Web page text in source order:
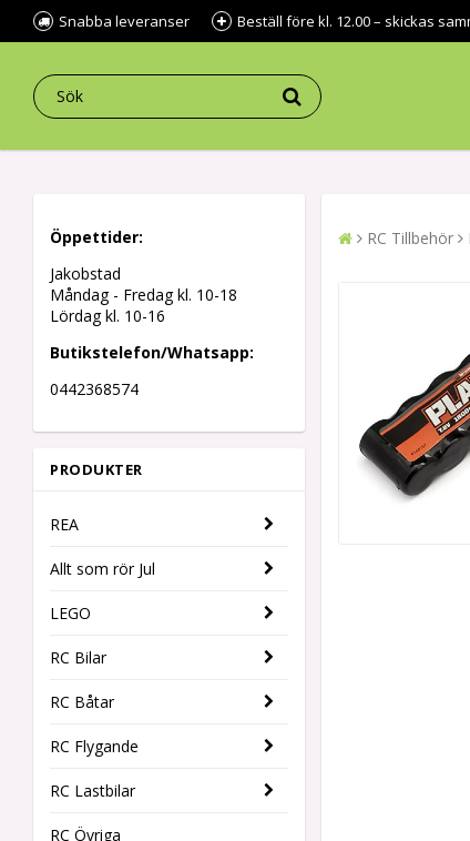
Snabba leveranser Beställ före kl. 12.00 – skickas
Öppettider:
Jakobstad
Måndag - Fredag kl. 10-18
Lördag kl. 10-16
Butikstelefon/Whatsapp:
0442368574
PRODUKTER
REA
Allt som rör Jul
LEGO
RC Bilar
RC Båtar
RC Flygande
RC Lastbilar
RC Övriga
RC Tillbehör